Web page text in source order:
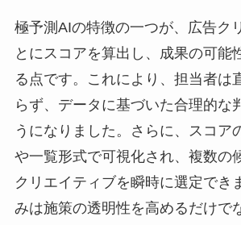
極予測AIの特徴の一つが、広告ク
とにスコアを算出し、成果の可能
る点です。これにより、担当者は
らず、データに基づいた合理的な
うになりました。さらに、スコア
や一覧形式で可視化され、複数の
クリエイティブを瞬時に選定でき
みは施策の透明性を高めるだけで